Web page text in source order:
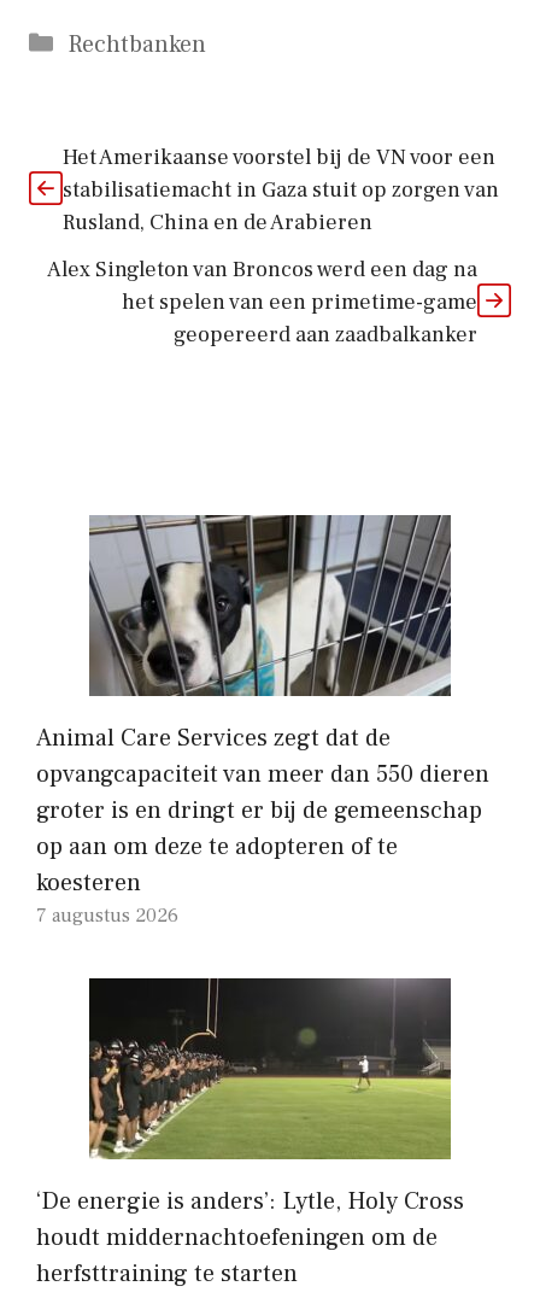
Categorieën
Rechtbanken
Het Amerikaanse voorstel bij de VN voor een
stabilisatiemacht in Gaza stuit op zorgen van
Rusland, China en de Arabieren
Alex Singleton van Broncos werd een dag na
het spelen van een primetime-game
geopereerd aan zaadbalkanker
Animal Care Services zegt dat de
opvangcapaciteit van meer dan 550 dieren
groter is en dringt er bij de gemeenschap
op aan om deze te adopteren of te
koesteren
7 augustus 2026
‘De energie is anders’: Lytle, Holy Cross
houdt middernachtoefeningen om de
herfsttraining te starten